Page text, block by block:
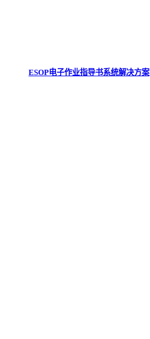
ESOP电子作业指导书系统解决方案